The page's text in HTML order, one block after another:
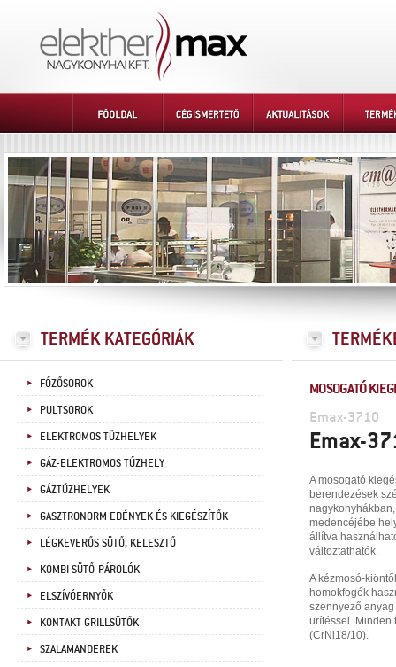
FŐZŐSOROK
PULTSOROK
ELEKTROMOS TŰZHELYEK
GÁZ-ELEKTROMOS TŰZHELY
GÁZTŰZHELYEK
GASZTRONORM EDÉNYEK ÉS KIEGÉSZÍTŐK
LÉGKEVERŐS SÜTŐ, KELESZTŐ
KOMBI SÜTŐ-PÁROLÓK
ELSZÍVÓERNYŐK
KONTAKT GRILLSÜTŐK
SZALAMANDEREK
MOSOGATÓ
Emax-3710
Emax-
A mosogató
berendezések
medencéjébe
állítva
változtathatók.
A kézmosó-
homokfogók
szennyező
ürítéssel. Minden
(CrNi18/10).